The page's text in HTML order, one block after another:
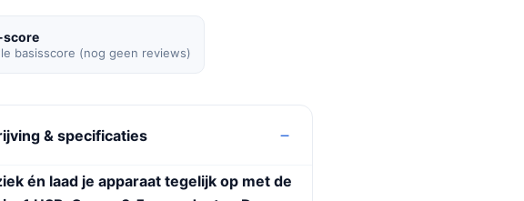
score
basisscore (nog geen reviews)
& specificaties
én laad je apparaat tegelijk op met de